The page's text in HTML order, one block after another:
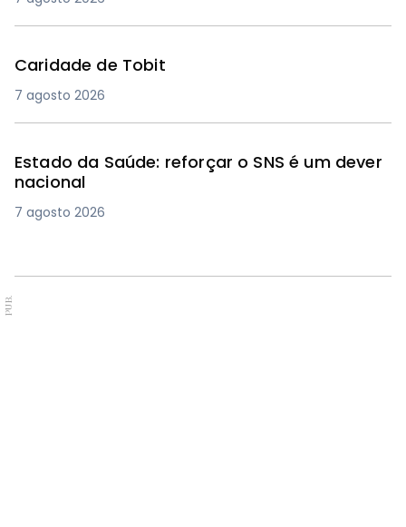
Caridade de Tobit
7 agosto 2026
Estado da Saúde: reforçar o SNS é um dever
nacional
7 agosto 2026
PUB.